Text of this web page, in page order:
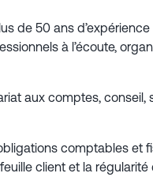
de 50 ans
à l’écoute,
aux comptes,
comptables et
client et la